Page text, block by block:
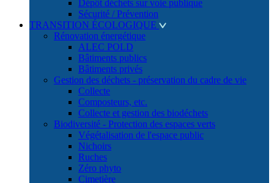
Dépôt déchets sur voie publique
Sécurité / Prévention
TRANSITION ÉCOLOGIQUE
Rénovation énergétique
ALEC POLD
Bâtiments publics
Bâtiments privés
Gestion des déchets - préservation du cadre de vie
Collecte
Composteurs, etc.
Collecte et gestion des biodéchets
Biodiversité - Protection des espaces verts
Végétalisation de l'espace public
Nichoirs
Ruches
Zéro phyto
Cimetière